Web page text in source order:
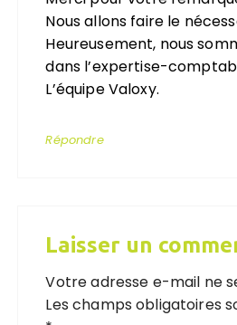
Nous allons faire le
Heureusement, nous
dans l’expertise-
L’équipe Valoxy.
Répondre
Laisser un
Votre adresse e-mail ne
Les champs obligatoires